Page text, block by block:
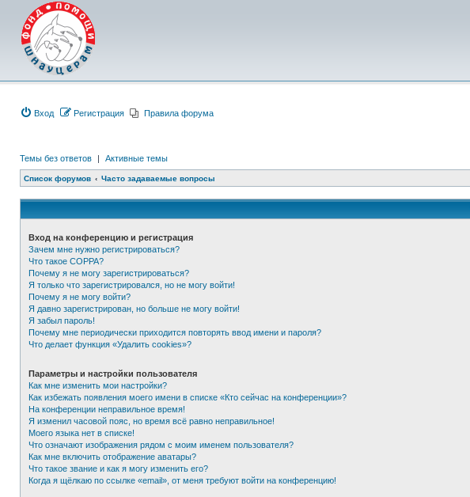
Вход Регистрация Правила форума
Темы без ответов | Активные темы
Список форумов Часто задаваемые вопросы
Вход на конференцию и регистрация
Зачем мне нужно регистрироваться?
Что такое COPPA?
Почему я не могу зарегистрироваться?
Я только что зарегистрировался, но не могу войти!
Почему я не могу войти?
Я давно зарегистрирован, но больше не могу войти!
Я забыл пароль!
Почему мне периодически приходится повторять ввод имени и пароля?
Что делает функция «Удалить cookies»?
Параметры и настройки пользователя
Как мне изменить мои настройки?
Как избежать появления моего имени в списке «Кто сейчас на конференции»?
На конференции неправильное время!
Я изменил часовой пояс, но время всё равно неправильное!
Моего языка нет в списке!
Что означают изображения рядом с моим именем пользователя?
Как мне включить отображение аватары?
Что такое звание и как я могу изменить его?
Когда я щёлкаю по ссылке «email», от меня требуют войти на конференцию!